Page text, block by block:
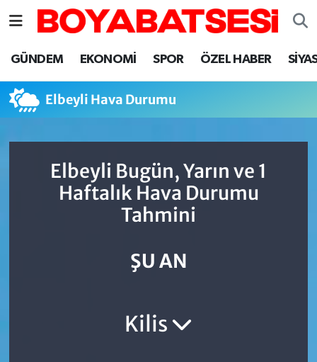
GÜNDEM EKONOMİ SPOR ÖZEL HABER
Elbeyli Hava Durumu
Elbeyli Bugün, Yarın ve 1
Haftalık Hava Durumu
Tahmini
ŞU AN
Kilis
Sinop Nöbetçi Eczaneler
Sinop Hava Durumu
Sinop Trafik Yoğunluk Haritası
Süper Lig Puan Durumu ve Fikstür
Son Dakika Haberleri